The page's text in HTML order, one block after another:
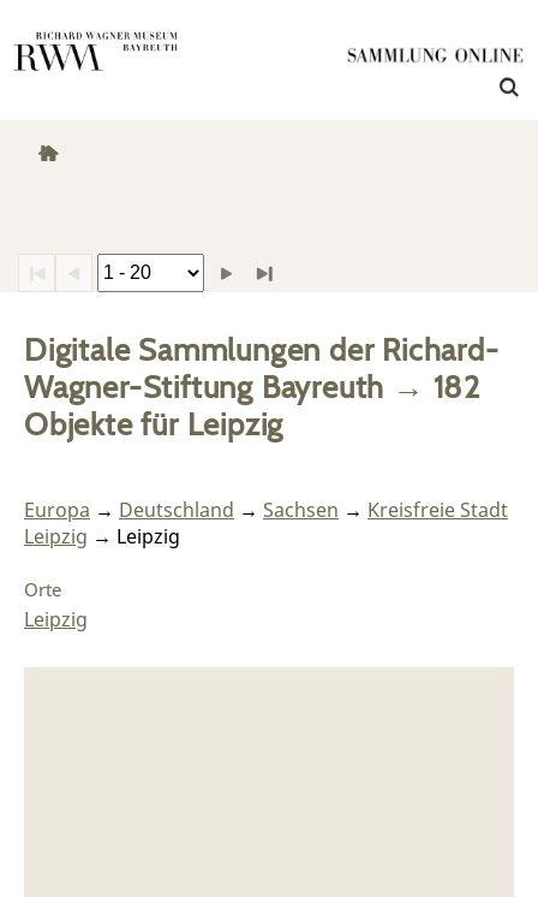
Digitale Sammlungen der Richard-
Wagner-Stiftung Bayreuth → 182
Objektefür Leipzig
Europa → Deutschland → Sachsen → Kreisfreie Stadt
Leipzig → Leipzig
Orte
Leipzig